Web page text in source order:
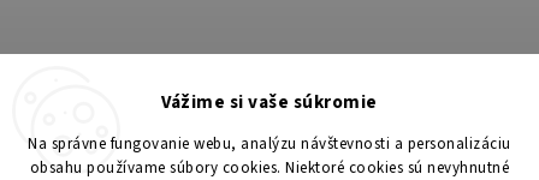
Vážime si vaše súkromie
Na správne fungovanie webu, analýzu návštevnosti a personalizáciu
obsahu používame súbory cookies. Niektoré cookies sú nevyhnutné